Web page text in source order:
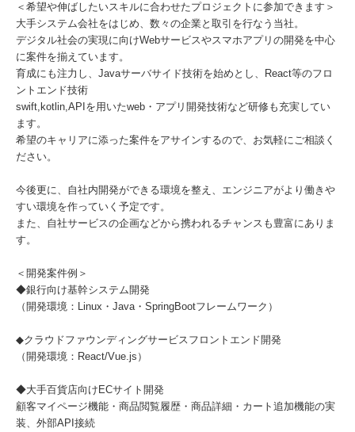
＜希望や伸ばしたいスキルに合わせたプロジェクトに参加できます＞
大手システム会社をはじめ、数々の企業と取引を行なう当社。
デジタル社会の実現に向けWebサービスやスマホアプリの開発を中心
に案件を揃えています。
育成にも注力し、Javaサーバサイド技術を始めとし、React等のフロ
ントエンド技術
swift,kotlin,APIを用いたweb・アプリ開発技術など研修も充実してい
ます。
希望のキャリアに添った案件をアサインするので、お気軽にご相談く
ださい。
今後更に、自社内開発ができる環境を整え、エンジニアがより働きや
すい環境を作っていく予定です。
また、自社サービスの企画などから携われるチャンスも豊富にありま
す。
＜開発案件例＞
◆銀行向け基幹システム開発
（開発環境：Linux・Java・SpringBootフレームワーク）
◆クラウドファウンディングサービスフロントエンド開発
（開発環境：React/Vue.js）
◆大手百貨店向けECサイト開発
顧客マイページ機能・商品閲覧履歴・商品詳細・カート追加機能の実
装、外部API接続